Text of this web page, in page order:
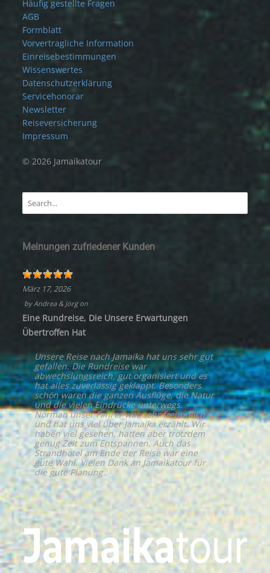
Häufig gestellte Fragen
AGB
Formblatt
Vorvertragliche Information
Einreisebestimmungen
Wissenswertes
Datenschutzerklärung
Servicehonorar
Newsletter
Reiseversicherung
Impressum
© 2026 Jamaikatour
Meinungen zufriedener Kunden
März 17, 2026
byAndrea & Jörgon
Eine Rundreise, Die Unsere Erwartungen
Übertroffen Hat
Unsere Reise nach Jamaika hat uns sehr gut
gefallen. Die Rundreise war
abwechslungsreich, gut organisiert und es
hat alles zuverlässig geklappt. Besonders
schön waren die ganzen Ausflüge, die Natur
und die vielen Eindrücke unterwegs.
Norman unser Fahrer war sehr freundlich
und hat uns viel über Jamaika erzählt. Wir
haben viel gesehen, hatten aber trotzdem
genug Zeit zum Entspannen. Auch das
Strandhotel am Ende der Reise war eine
gute Wahl. Vielen Dank an Jamaikatour für
die gute Planung.